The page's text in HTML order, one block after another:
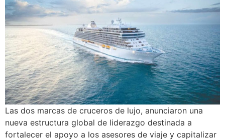
Las dos marcas de cruceros de lujo, anunciaron una
nueva estructura global de liderazgo destinada a
fortalecer el apoyo a los asesores de viaje y capitalizar